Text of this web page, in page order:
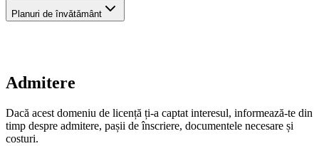
Planuri de învǎtǎmânt
Admitere
Dacă acest domeniu de licență ți-a captat interesul, informează-te din
timp despre admitere, pașii de înscriere, documentele necesare și
costuri.